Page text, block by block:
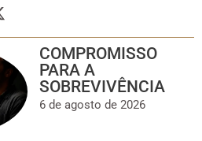
COMPROMISSO
PARA A
SOBREVIVÊNCIA
6 de agosto de 2026